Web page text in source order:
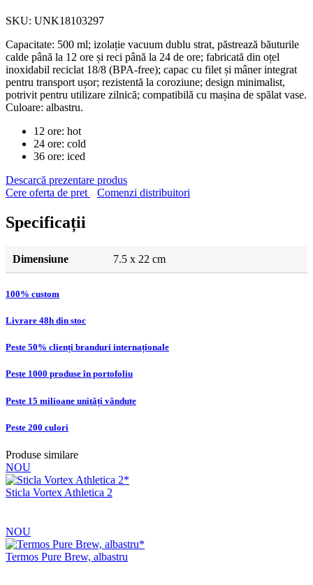
SKU: UNK18103297
Capacitate: 500 ml; izolație vacuum dublu strat, păstrează băuturile
calde până la 12 ore și reci până la 24 de ore; fabricată din oțel
inoxidabil reciclat 18/8 (BPA-free); capac cu filet și mâner integrat
pentru transport ușor; rezistentă la coroziune; design minimalist,
potrivit pentru utilizare zilnică; compatibilă cu mașina de spălat vase.
Culoare: albastru.
12 ore: hot
24 ore: cold
36 ore: iced
Descarcă prezentare produs
Cere oferta de pret
Comenzi distribuitori
Specificații
Dimensiune 7.5 x 22 cm
100% custom
Livrare 48h din stoc
Peste 50% clienți branduri internaționale
Peste 1000 produse în portofoliu
Peste 15 milioane unități vândute
Peste 200 culori
Produse similare
NOU
Sticla Vortex Athletica 2
NOU
Termos Pure Brew, albastru